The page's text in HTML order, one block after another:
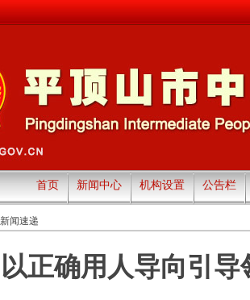
首页 新闻中心 机构设置 公告栏
新闻速递
以正确用人导向引